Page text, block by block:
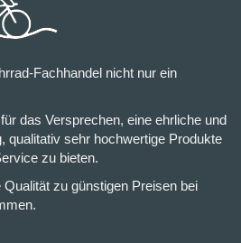
Fachhandel nicht nur ein
das Versprechen, eine ehrliche und
qualitativ sehr hochwertige Produkte
zu bieten.
zu günstigen Preisen bei